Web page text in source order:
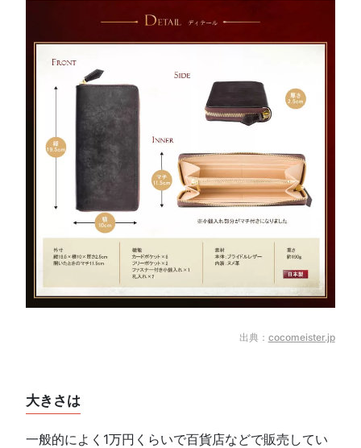
出典： cocomeister.jp
大きさは
一般的によく1万円くらいで百貨店などで販売してい